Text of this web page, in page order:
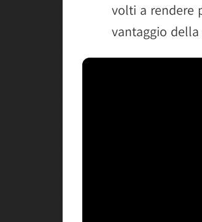
volti a rendere
vantaggio